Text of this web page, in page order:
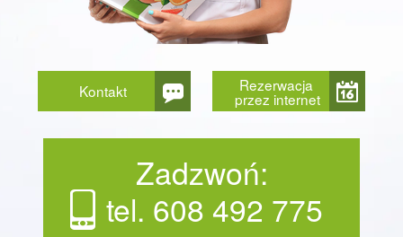
Kontakt Rezerwacja
przez internet
Zadzwoń:
tel. 608 492 775